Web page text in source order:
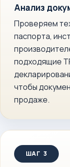
Анализ
Проверяем
паспорта,
подходящие
чтобы
продаже.